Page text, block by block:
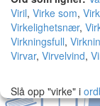
Viril, Virke som,
Virkelighetsnær,
Virkningsfull,
Virvar, Virvelvind,
Slå opp "virke" i